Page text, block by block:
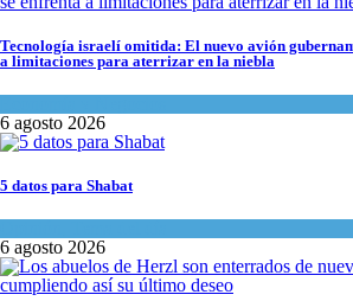
Tecnología israelí omitida: El nuevo avión
a limitaciones para aterrizar en la niebla
6 agosto 2026
5 datos para Shabat
6 agosto 2026